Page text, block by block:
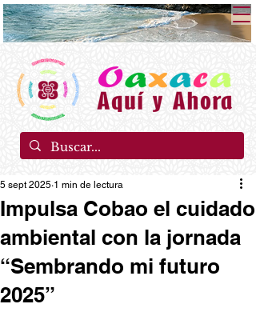
Impulsa Cobao el cuidado
ambiental con la jornada
“Sembrando mi futuro
2025”
5 sept 2025 1 min de lectura